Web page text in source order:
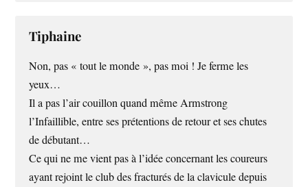
Tiphaine
Non, pas « tout le monde », pas moi ! Je ferme les
yeux…
Il a pas l’air couillon quand même Armstrong
l’Infaillible, entre ses prétentions de retour et ses chutes
de débutant…
Ce qui ne me vient pas à l’idée concernant les coureurs
ayant rejoint le club des fracturés de la clavicule depuis